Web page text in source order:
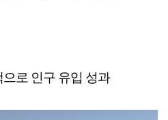
로 인구 유입 성과